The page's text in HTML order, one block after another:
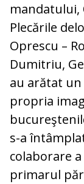
mandatului,
Plecările
Oprescu –
Dumitriu,
au arătat
propria
s-a
colaborare
primarul